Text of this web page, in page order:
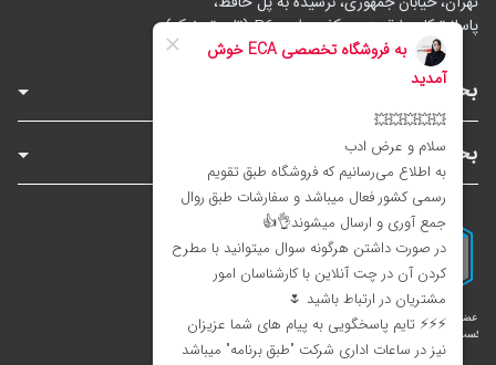
پاساژ توکل، طبقه زیرهمکف، واحد B6 (تاپ ترونیک)
بخش‌های فروشگاه
بخش‌های سایت